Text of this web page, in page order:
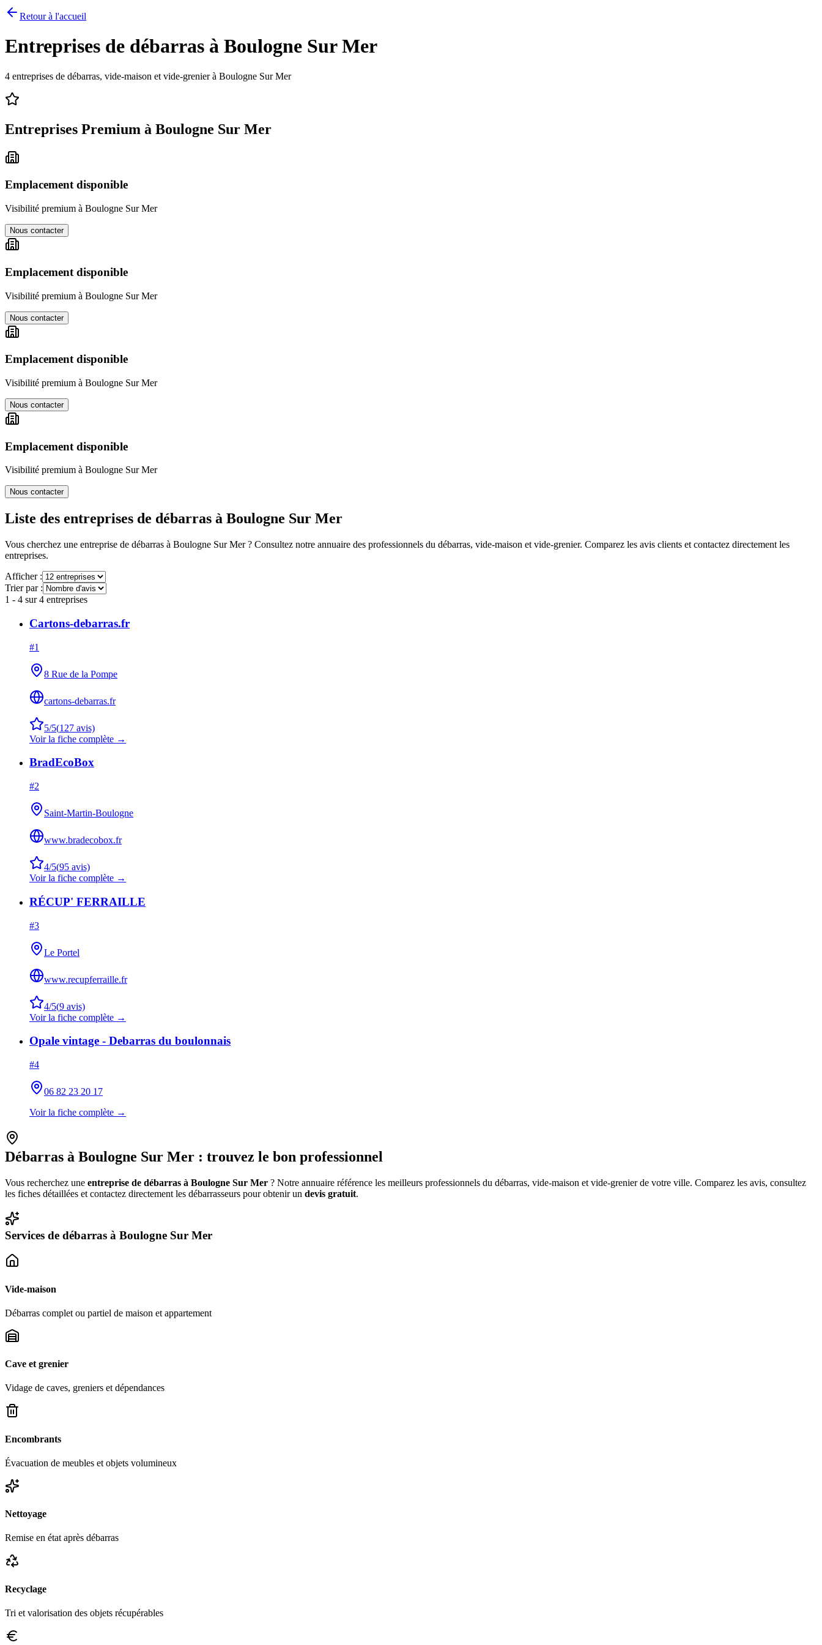
Retour à l'accueil
Entreprises de débarras à Boulogne Sur Mer
4 entreprises de débarras, vide-maison et vide-grenier à Boulogne Sur Mer
Entreprises Premium à Boulogne Sur Mer
Emplacement disponible
Visibilité premium à Boulogne Sur Mer
Nous contacter
Emplacement disponible
Visibilité premium à Boulogne Sur Mer
Nous contacter
Emplacement disponible
Visibilité premium à Boulogne Sur Mer
Nous contacter
Emplacement disponible
Visibilité premium à Boulogne Sur Mer
Nous contacter
Liste des entreprises de débarras à Boulogne Sur Mer
Vous cherchez une entreprise de débarras à Boulogne Sur Mer? Consultez notre annuaire des professionnels du débarras, vide-maison et vide-grenier. Comparez les avis clients et contactez directement les
entreprises.
Afficher :
Trier par :
1 - 4 sur4 entreprises
Cartons-debarras.fr
#1
8 Rue de la Pompe
cartons-debarras.fr
5/5(127 avis)
Voir la fiche complète →
BradEcoBox
#2
Saint-Martin-Boulogne
www.bradecobox.fr
4/5(95 avis)
Voir la fiche complète →
RÉCUP' FERRAILLE
#3
Le Portel
www.recupferraille.fr
4/5(9 avis)
Voir la fiche complète →
Opale vintage - Debarras du boulonnais
#4
06 82 23 20 17
Voir la fiche complète →
Débarras à Boulogne Sur Mer : trouvez le bon professionnel
Vous recherchez une entreprise de débarras à Boulogne Sur Mer ? Notre annuaire référence les meilleurs professionnels du débarras, vide-maison et vide-grenier de votre ville. Comparez les avis, consultez
les fiches détaillées et contactez directement les débarrasseurs pour obtenir un devis gratuit.
Services de débarras à Boulogne Sur Mer
Vide-maison
Débarras complet ou partiel de maison et appartement
Cave et grenier
Vidage de caves, greniers et dépendances
Encombrants
Évacuation de meubles et objets volumineux
Nettoyage
Remise en état après débarras
Recyclage
Tri et valorisation des objets récupérables